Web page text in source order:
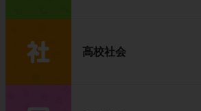
高校社会